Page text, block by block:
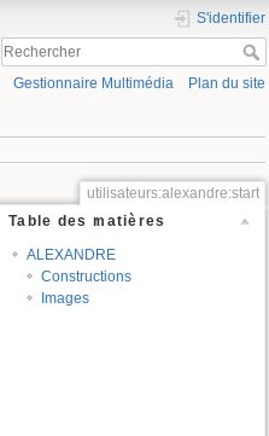
S'identifier
Gestionnaire Multimédia Plan du site
utilisateurs:alexandre:start
Table des matières
ALEXANDRE
Constructions
Images